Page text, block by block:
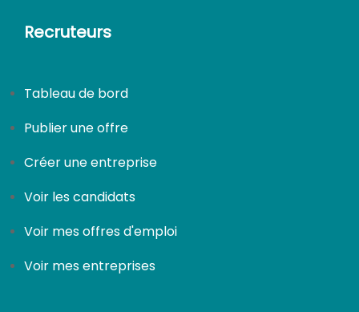
Recruteurs
Tableau de bord
Publier une offre
Créer une entreprise
Voir les candidats
Voir mes offres d'emploi
Voir mes entreprises